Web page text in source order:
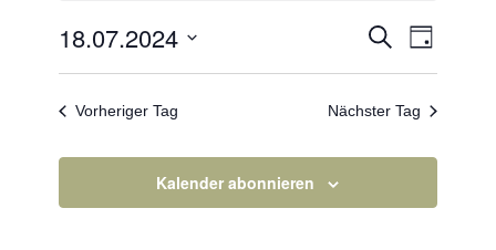
Suche
und
Navigation
SucheTag
18.07.2024
Vorheriger Tag Nächster Tag
Kalender abonnieren